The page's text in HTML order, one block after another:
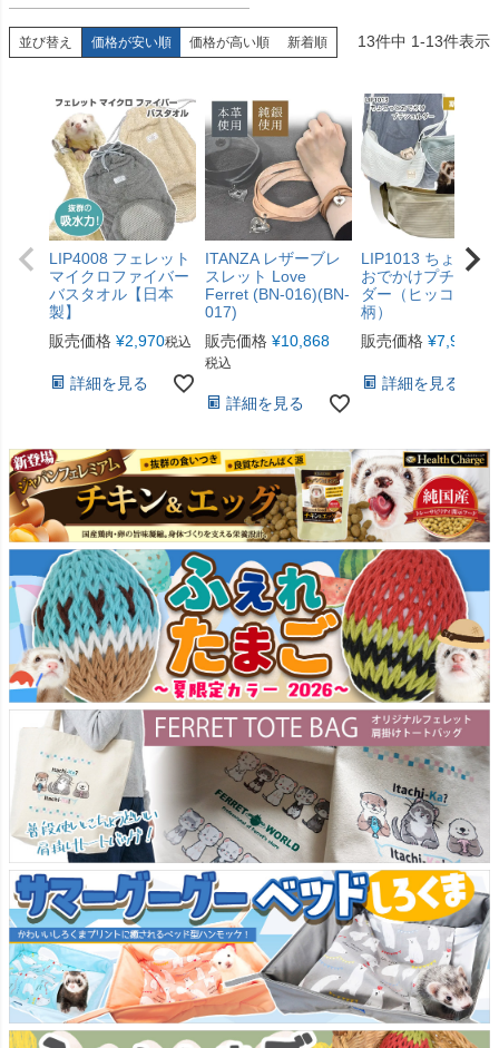
並び替え 価格が安い順 価格が高い順 新着順 13件中 1-13件表示
LIP4008 フェレット
マイクロファイバー
バスタオル【日本
製】
販売価格 ¥2,970税込
詳細を見る
ITANZA レザーブレ
スレット Love
Ferret (BN-016)(BN-
017)
販売価格 ¥10,868
税込
詳細を見る
LIP1013 ちょこっ
おでかけプチショ
ダー（ヒッコリー
柄）
販売価格 ¥7,920
詳細を見る